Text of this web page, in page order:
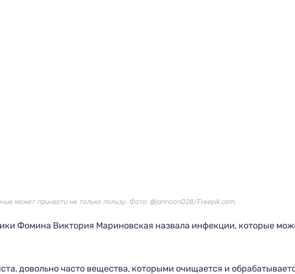
может принести не только пользу. Фото: @jannoon028/Freepik.com.
Фомина Виктория Мариновская назвала инфекции, которые
довольно часто вещества, которыми очищается и